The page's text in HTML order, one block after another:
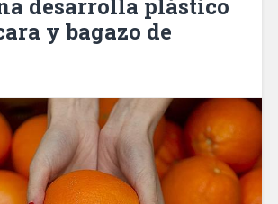
desarrolla plástico
y bagazo de